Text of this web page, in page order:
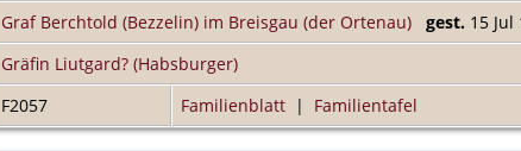
Graf Berchtold (Bezzelin) im Breisgau (der Ortenau) gest. 15 Jul
Gräfin Liutgard? (Habsburger)
F2057 Familienblatt | Familientafel